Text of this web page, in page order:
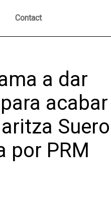
Contact
a dar
acabar
Suero
por PRM